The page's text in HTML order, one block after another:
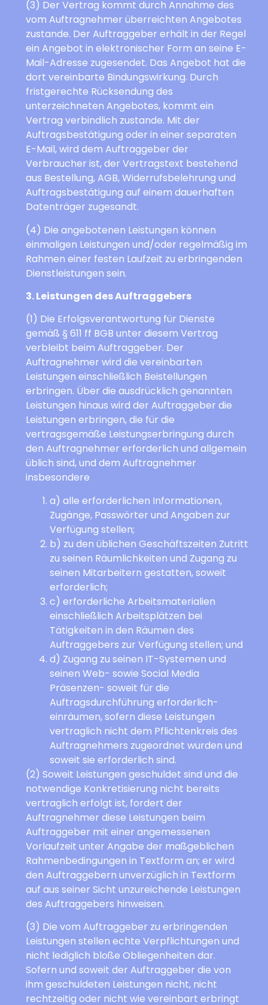
(3) Der Vertrag kommt durch Annahme des
vom Auftragnehmer überreichten Angebotes
zustande. Der Auftraggeber erhält in der Regel
ein Angebot in elektronischer Form an seine E-
Mail-Adresse zugesendet. Das Angebot hat die
dort vereinbarte Bindungswirkung. Durch
fristgerechte Rücksendung des
unterzeichneten Angebotes, kommt ein
Vertrag verbindlich zustande. Mit der
Auftragsbestätigung oder in einer separaten
E-Mail, wird dem Auftraggeber der
Verbraucher ist, der Vertragstext bestehend
aus Bestellung, AGB, Widerrufsbelehrung und
Auftragsbestätigung auf einem dauerhaften
Datenträger zugesandt.
(4) Die angebotenen Leistungen können
einmaligen Leistungen und/oder regelmäßig im
Rahmen einer festen Laufzeit zu erbringenden
Dienstleistungen sein.
3. Leistungen des Auftraggebers
(1) Die Erfolgsverantwortung für Dienste
gemäß § 611 ff BGB unter diesem Vertrag
verbleibt beim Auftraggeber. Der
Auftragnehmer wird die vereinbarten
Leistungen einschließlich Beistellungen
erbringen. Über die ausdrücklich genannten
Leistungen hinaus wird der Auftraggeber die
Leistungen erbringen, die für die
vertragsgemäße Leistungserbringung durch
den Auftragnehmer erforderlich und allgemein
üblich sind, und dem Auftragnehmer
insbesondere
a) alle erforderlichen Informationen,
Zugänge, Passwörter und Angaben zur
Verfügung stellen;
b) zu den üblichen Geschäftszeiten Zutritt
zu seinen Räumlichkeiten und Zugang zu
seinen Mitarbeitern gestatten, soweit
erforderlich;
c) erforderliche Arbeitsmaterialien
einschließlich Arbeitsplätzen bei
Tätigkeiten in den Räumen des
Auftraggebers zur Verfügung stellen; und
d) Zugang zu seinen IT-Systemen und
seinen Web- sowie Social Media
Präsenzen- soweit für die
Auftragsdurchführung erforderlich-
einräumen, sofern diese Leistungen
vertraglich nicht dem Pflichtenkreis des
Auftragnehmers zugeordnet wurden und
soweit sie erforderlich sind.
(2) Soweit Leistungen geschuldet sind und die
notwendige Konkretisierung nicht bereits
vertraglich erfolgt ist, fordert der
Auftragnehmer diese Leistungen beim
Auftraggeber mit einer angemessenen
Vorlaufzeit unter Angabe der maßgeblichen
Rahmenbedingungen in Textform an; er wird
den Auftraggebern unverzüglich in Textform
auf aus seiner Sicht unzureichende Leistungen
des Auftraggebers hinweisen.
(3) Die vom Auftraggeber zu erbringenden
Leistungen stellen echte Verpflichtungen und
nicht lediglich bloße Obliegenheiten dar.
Sofern und soweit der Auftraggeber die von
ihm geschuldeten Leistungen nicht, nicht
rechtzeitig oder nicht wie vereinbart erbringt